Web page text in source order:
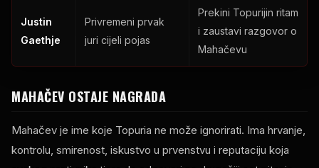
Justin
Gaethje
Privremeni prvak
juri cijeli pojas
Prekini Topurijin ritam
i zaustavi razgovor o
Mahačevu
MAHAČEV OSTAJE NAGRADA
Mahačev je ime koje Topuria ne može ignorirati. Ima hrvanje,
kontrolu, smirenost, iskustvo u prvenstvu i reputaciju koja